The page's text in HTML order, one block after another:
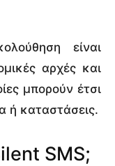
είναι
αρχές και
μπορούν έτσι
ή καταστάσεις.
SMS;